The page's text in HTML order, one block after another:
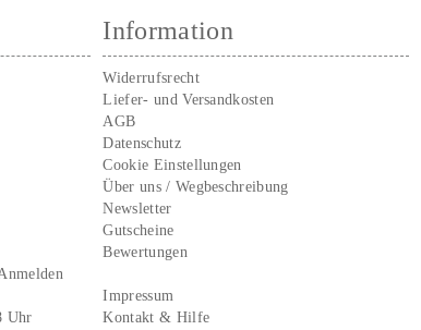
Uhr
Information
Widerrufsrecht
Liefer- und Versandkosten
AGB
Datenschutz
Cookie Einstellungen
Über uns / Wegbeschreibung
Newsletter
Gutscheine
Bewertungen
Impressum
Kontakt & Hilfe